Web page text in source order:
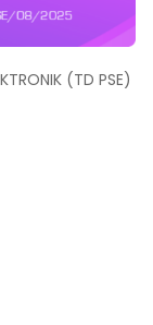
(TD PSE)